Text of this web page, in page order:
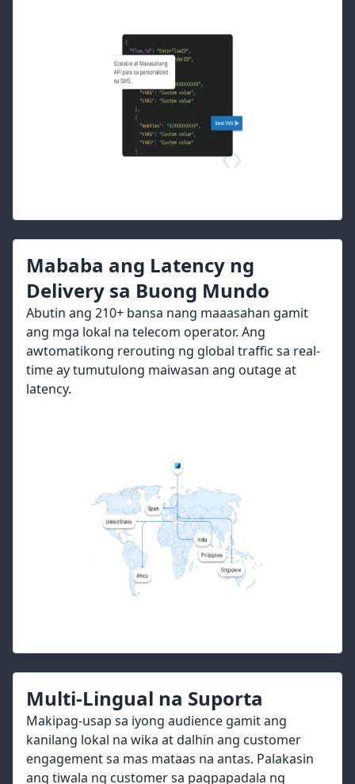
Mababa ang Latency ng
Delivery sa Buong Mundo
Abutin ang 210+ bansa nang maaasahan gamit
ang mga lokal na telecom operator. Ang
awtomatikong rerouting ng global traffic sa real-
time ay tumutulong maiwasan ang outage at
latency.
Multi-Lingual na Suporta
Makipag-usap sa iyong audience gamit ang
kanilang lokal na wika at dalhin ang customer
engagement sa mas mataas na antas. Palakasin
ang tiwala ng customer sa pagpapadala ng